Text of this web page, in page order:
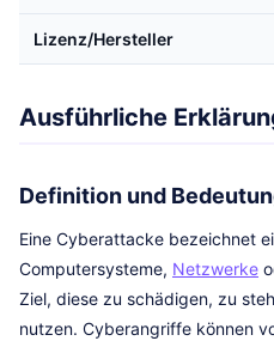
Lizenz/Hersteller
Ausführliche
Definition und
Eine Cyberattacke bezeichnet
Computersysteme, Netzwerke
Ziel, diese zu schädigen, zu
nutzen. Cyberangriffe können